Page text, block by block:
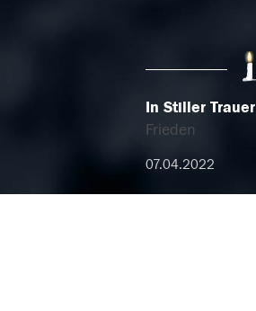
In Stiller Trauer
Frieden
07.04.2022